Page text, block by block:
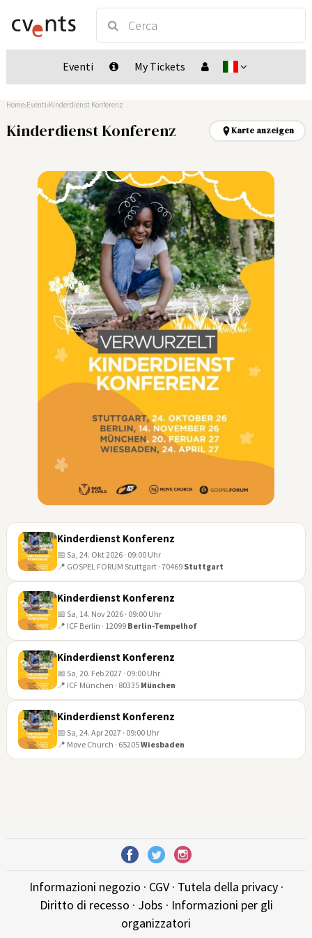
Eventi My Tickets
Home Eventi Kinderdienst Konferenz
Kinderdienst Konferenz Karte anzeigen
24
Kinderdienst Konferenz
📅 Sa, 24. Okt 2026 · 09:00 Uhr
📍 GOSPEL FORUM Stuttgart · 70469 Stuttgart
14
Kinderdienst Konferenz
📅 Sa, 14. Nov 2026 · 09:00 Uhr
📍 ICF Berlin · 12099 Berlin-Tempelhof
20
Kinderdienst Konferenz
📅 Sa, 20. Feb 2027 · 09:00 Uhr
📍 ICF München · 80335 München
24
Kinderdienst Konferenz
📅 Sa, 24. Apr 2027 · 09:00 Uhr
📍 Move Church · 65205Wiesbaden
Informazioni negozio · CGV· Tutela della privacy·
Diritto di recesso · Jobs · Informazioni per gli
organizzatori